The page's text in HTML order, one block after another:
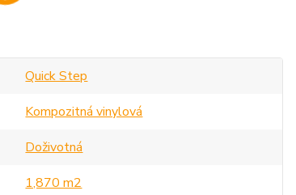
Quick Step
Kompozitná vinylová
Doživotná
1,870 m2